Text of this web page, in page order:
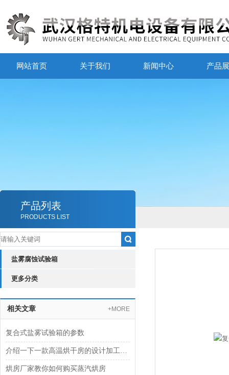
网站首页 关于我们 新闻中心 产品
产品列表
PRODUCTS LIST
盐雾腐蚀试验箱
更多分类
相关文章 +MORE
复合式盐雾试验箱的参数
介绍一下一款高温烘干房的设计加工安装
烘房厂家教你如何购买蒸汽烘房